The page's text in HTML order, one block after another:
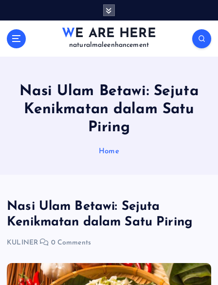
WE ARE HERE
naturalmaleenhancement
Nasi Ulam Betawi: Sejuta
Kenikmatan dalam Satu
Piring
Home
Nasi Ulam Betawi: Sejuta
Kenikmatan dalam Satu Piring
KULINER 0 Comments